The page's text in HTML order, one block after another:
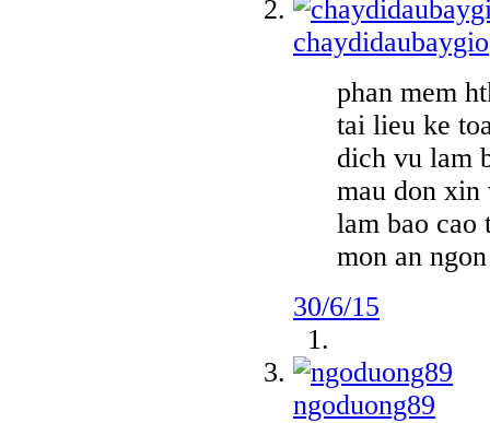
chaydidaubaygio
phan mem
tai lieu ke
dich vu lam
mau don xin
lam bao cao
mon an ngon
30/6/15
ngoduong89